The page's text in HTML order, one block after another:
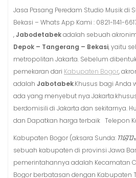
Jasa Pasang Peredam Studio Musik di
Bekasi – Whats App Kami : 0821-1141-
,Jabodetabekadalah sebuah
Depok – Tangerang – Bekasi, yaitu
metropolitan Jakarta. Sebelum
pemekaran dari Kabupaten Bogor,
adalah Jabotabek.Khusus bagi Anda
ada yang menyebut nya
berdomisili di Jakarta dan sekitarnya.
dan Dapatkan harga terbaik Telepon
Kabupaten Bogor (aksara Sunda:
sebuah kabupaten di provinsi Jawa
pemerintahannya adalah Kecamatan
Bogor berbatasan dengan Kabupaten